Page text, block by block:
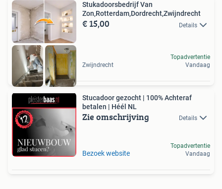
Stukadoorsbedrijf Van
Zon,Rotterdam,Dordrecht,Zwijndrecht
€ 15,00 Details
Zwijndrecht
Topadvertentie
Vandaag
Stucadoor gezocht | 100% Achteraf
betalen | Héél NL
Zie omschrijving Details
Bezoek website
Topadvertentie
Vandaag